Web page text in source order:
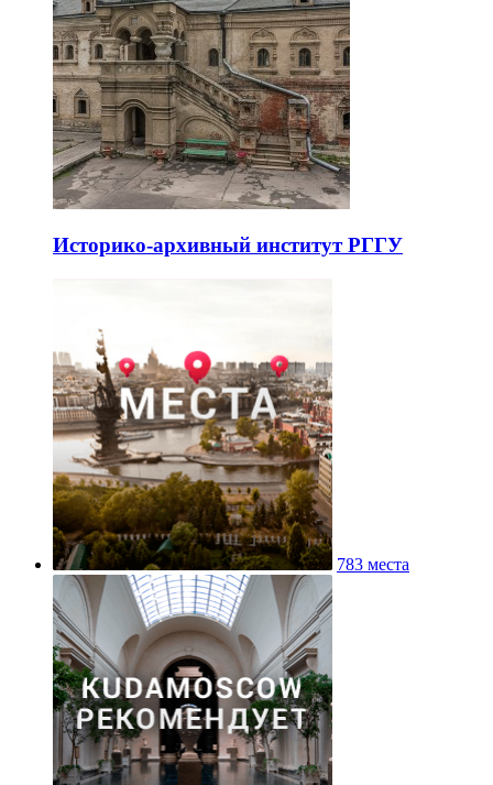
Историко-архивный институт РГГУ
783 места